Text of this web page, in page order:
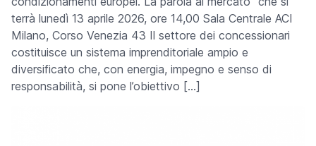
terrà lunedì 13 aprile 2026, ore 14,00 Sala Centrale ACI
Milano, Corso Venezia 43 Il settore dei concessionari
costituisce un sistema imprenditoriale ampio e
diversificato che, con energia, impegno e senso di
responsabilità, si pone l’obiettivo […]